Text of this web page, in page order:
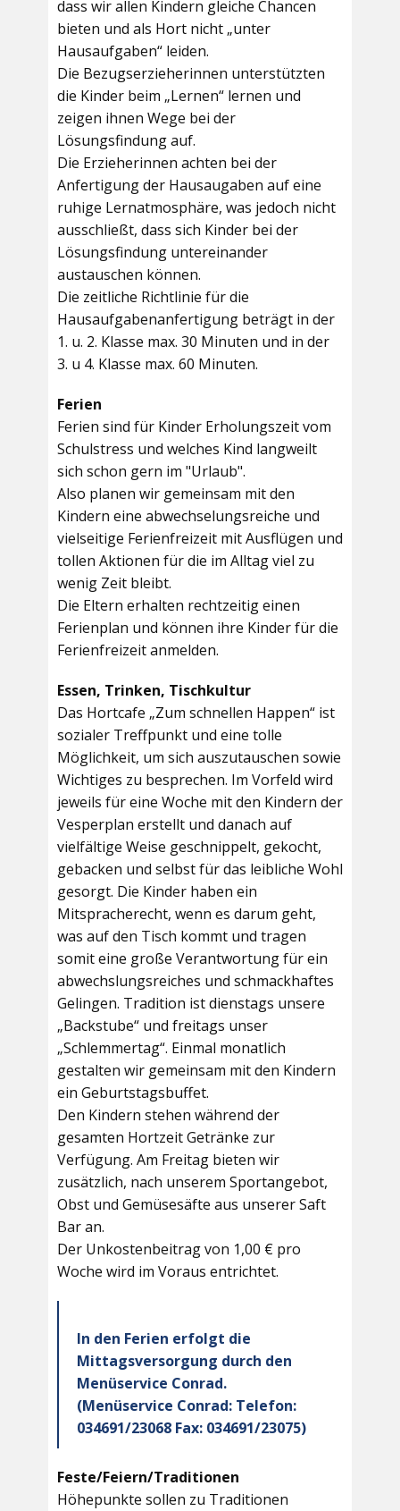
dass wir allen Kindern gleiche Chancen
bieten und als Hort nicht „unter
Hausaufgaben“ leiden.
Die Bezugserzieherinnen unterstützten
die Kinder beim „Lernen“ lernen und
zeigen ihnen Wege bei der
Lösungsfindung auf.
Die Erzieherinnen achten bei der
Anfertigung der Hausaugaben auf eine
ruhige Lernatmosphäre, was jedoch nicht
ausschließt, dass sich Kinder bei der
Lösungsfindung untereinander
austauschen können.
Die zeitliche Richtlinie für die
Hausaufgabenanfertigung beträgt in der
1. u. 2. Klasse max. 30 Minuten und in der
3. u 4. Klasse max. 60 Minuten.
Ferien
Ferien sind für Kinder Erholungszeit vom
Schulstress und welches Kind langweilt
sich schon gern im "Urlaub".
Also planen wir gemeinsam mit den
Kindern eine abwechselungsreiche und
vielseitige Ferienfreizeit mit Ausflügen und
tollen Aktionen für die im Alltag viel zu
wenig Zeit bleibt.
Die Eltern erhalten rechtzeitig einen
Ferienplan und können ihre Kinder für die
Ferienfreizeit anmelden.
Essen, Trinken, Tischkultur
Das Hortcafe „Zum schnellen Happen“ ist
sozialer Treffpunkt und eine tolle
Möglichkeit, um sich auszutauschen sowie
Wichtiges zu besprechen. Im Vorfeld wird
jeweils für eine Woche mit den Kindern der
Vesperplan erstellt und danach auf
vielfältige Weise geschnippelt, gekocht,
gebacken und selbst für das leibliche Wohl
gesorgt. Die Kinder haben ein
Mitspracherecht, wenn es darum geht,
was auf den Tisch kommt und tragen
somit eine große Verantwortung für ein
abwechslungsreiches und schmackhaftes
Gelingen. Tradition ist dienstags unsere
„Backstube“ und freitags unser
„Schlemmertag“. Einmal monatlich
gestalten wir gemeinsam mit den Kindern
ein Geburtstagsbuffet.
Den Kindern stehen während der
gesamten Hortzeit Getränke zur
Verfügung. Am Freitag bieten wir
zusätzlich, nach unserem Sportangebot,
Obst und Gemüsesäfte aus unserer Saft
Bar an.
Der Unkostenbeitrag von 1,00 € pro
Woche wird im Voraus entrichtet.
In den Ferien erfolgt die
Mittagsversorgung durch den
Menüservice Conrad.
(Menüservice Conrad: Telefon:
034691/23068 Fax: 034691/23075)
Feste/Feiern/Traditionen
Höhepunkte sollen zu Traditionen